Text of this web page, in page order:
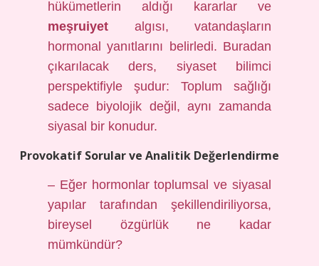
hükümetlerin aldığı kararlar ve
meşruiyet algısı, vatandaşların
hormonal yanıtlarını belirledi. Buradan
çıkarılacak ders, siyaset bilimci
perspektifiyle şudur: Toplum sağlığı
sadece biyolojik değil, aynı zamanda
siyasal bir konudur.
Provokatif Sorular ve Analitik Değerlendirme
– Eğer hormonlar toplumsal ve siyasal
yapılar tarafından şekillendiriliyorsa,
bireysel özgürlük ne kadar
mümkündür?